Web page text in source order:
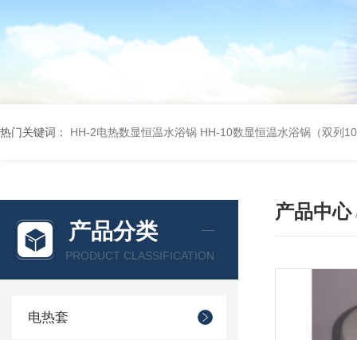
热门关键词： HH-2电热数显恒温水浴锅 HH-10数显恒温水浴锅（双列
产品分类
PRODUCT CLASSIFICATION
电热套
产品中心